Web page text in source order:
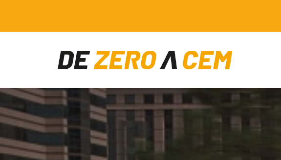
Main Navigation